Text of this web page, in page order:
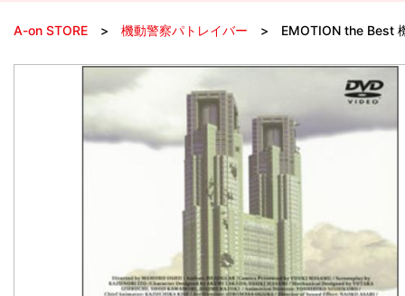
A-on STORE 機動警察パトレイバー EMOTION the Best